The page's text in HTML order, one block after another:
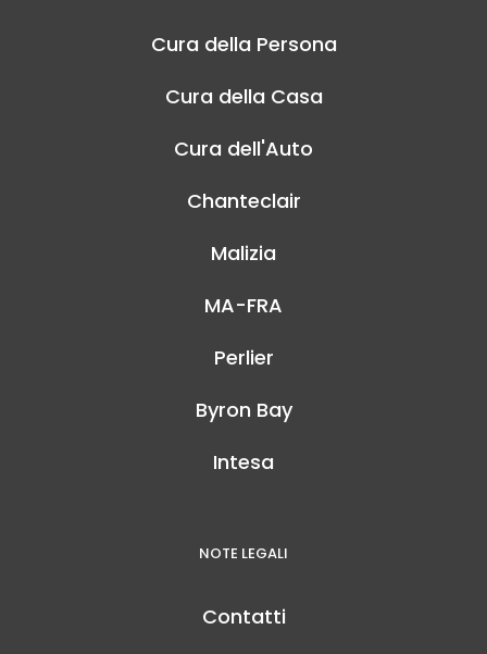
Cura della Persona
Cura della Casa
Cura dell'Auto
Chanteclair
Malizia
MA-FRA
Perlier
Byron Bay
Intesa
NOTE LEGALI
Contatti